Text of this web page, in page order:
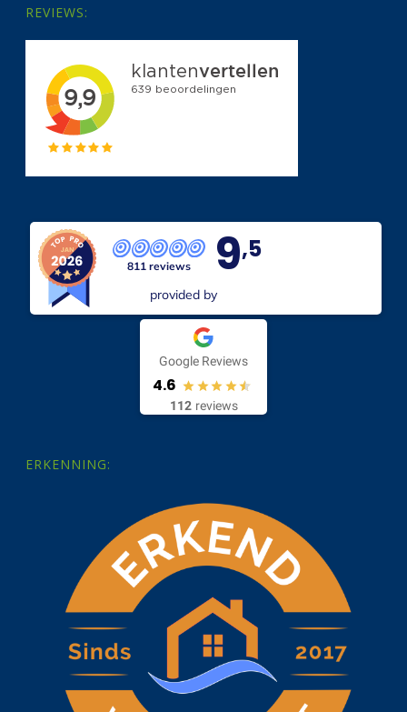
REVIEWS:
811 reviews 9,5
provided by
Google Reviews
4.6
112 reviews
ERKENNING: